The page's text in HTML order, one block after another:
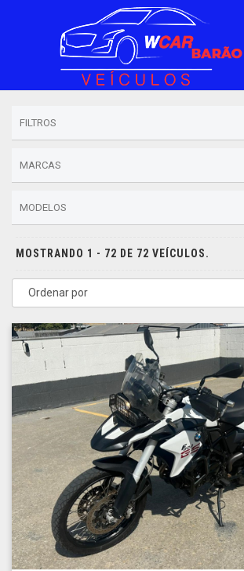
FILTROS
MARCAS
MODELOS
MOSTRANDO 1 - 72 DE 72 VEÍCULOS.
Ordenar por